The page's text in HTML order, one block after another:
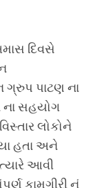
દિવસે
ગ્રુપ પાટણ ના
સહયોગ
લોકોને
હતા અને
ત્યારે આવી
કામગીરી નું